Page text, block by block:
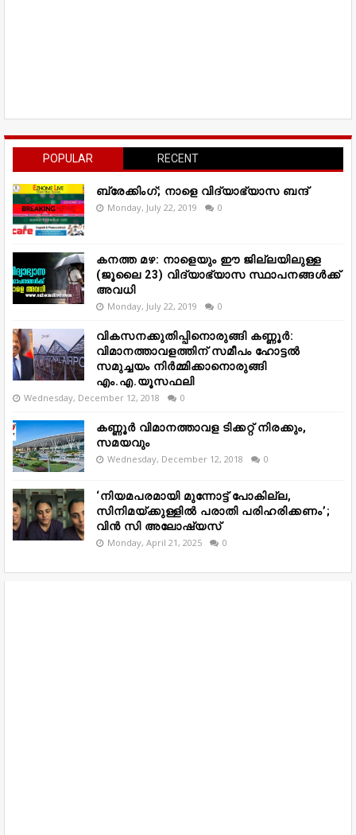
POPULAR RECENT
ബ്രേക്കിംഗ്; നാളെ വിദ്യാഭ്യാസ ബന്ദ്
Monday, July 22, 2019 0
കനത്ത മഴ: നാളെയും ഈ ജില്ലയിലുള്ള
(ജൂലൈ 23) വിദ്യാഭ്യാസ സ്ഥാപനങ്ങൾക്ക്
അവധി
Monday, July 22, 2019 0
വികസനക്കുതിപ്പിനൊരുങ്ങി കണ്ണൂർ:
വിമാനത്താവളത്തിന് സമീപം ഹോട്ടൽ
സമുച്ചയം നിർമ്മിക്കാനൊരുങ്ങി
എം.എ.യൂസഫലി
Wednesday, December 12, 2018 0
കണ്ണൂർ വിമാനത്താവള ടിക്കറ്റ് നിരക്കും,
സമയവും
Wednesday, December 12, 2018 0
‘നിയമപരമായി മുന്നോട്ട് പോകില്ല,
സിനിമയ്ക്കുള്ളിൽ പരാതി പരിഹരിക്കണം’;
വിൻ സി അലോഷ്യസ്
Monday, April 21, 2025 0